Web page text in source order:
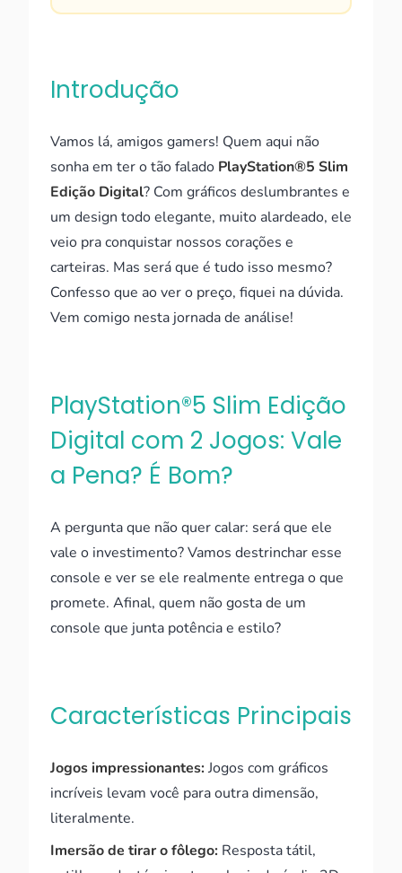
Introdução
Vamos lá, amigos gamers! Quem aqui não
sonha em ter o tão falado PlayStation®5 Slim
Edição Digital? Com gráficos deslumbrantes e
um design todo elegante, muito alardeado, ele
veio pra conquistar nossos corações e
carteiras. Mas será que é tudo isso mesmo?
Confesso que ao ver o preço, fiquei na dúvida.
Vem comigo nesta jornada de análise!
PlayStation®5 Slim Edição
Digital com 2 Jogos: Vale
a Pena? É Bom?
A pergunta que não quer calar: será que ele
vale o investimento? Vamos destrinchar esse
console e ver se ele realmente entrega o que
promete. Afinal, quem não gosta de um
console que junta potência e estilo?
Características Principais
Jogos impressionantes:Jogos com gráficos
incríveis levam você para outra dimensão,
literalmente.
Imersão de tirar o fôlego: Resposta tátil,